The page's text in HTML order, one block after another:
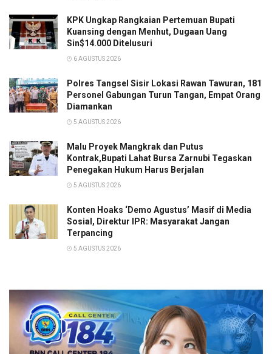
KPK Ungkap Rangkaian Pertemuan Bupati
Kuansing dengan Menhut, Dugaan Uang
Sin$14.000 Ditelusuri
6 AGUSTUS 2026
Polres Tangsel Sisir Lokasi Rawan Tawuran, 181
Personel Gabungan Turun Tangan, Empat Orang
Diamankan
5 AGUSTUS 2026
Malu Proyek Mangkrak dan Putus
Kontrak,Bupati Lahat Bursa Zarnubi Tegaskan
Penegakan Hukum Harus Berjalan
5 AGUSTUS 2026
Konten Hoaks ‘Demo Agustus’ Masif di Media
Sosial, Direktur IPR: Masyarakat Jangan
Terpancing
5 AGUSTUS 2026